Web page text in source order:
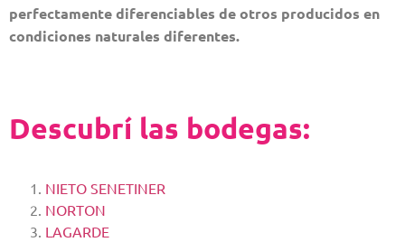
perfectamente diferenciables de otros producidos en
condiciones naturales diferentes.
Descubrí las bodegas:
NIETO SENETINER
NORTON
LAGARDE